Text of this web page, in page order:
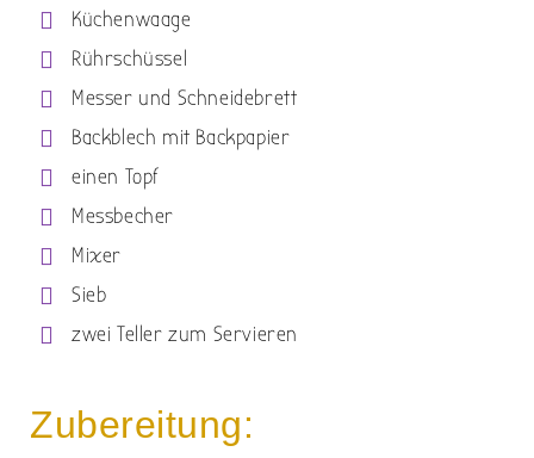
Küchenwaage
Rührschüssel
Messer und Schneidebrett
Backblech mit Backpapier
einen Topf
Messbecher
Mixer
Sieb
zwei Teller zum Servieren
Zubereitung: